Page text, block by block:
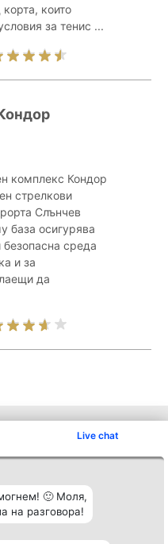
Live chat
🙂 Моля,
на разговора!
които
за тенис ...
комплекс Кондор
стрелкови
Слънчев
база осигурява
среда
и за
да
Контакти
Контакти